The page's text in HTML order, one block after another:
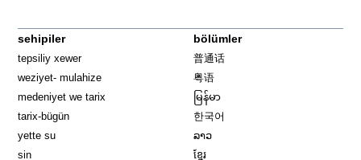
sehipiler
tepsiliy xewer
weziyet- mulahize
medeniyet we tarix
tarix-bügün
yette su
sin
bölümler
普通话
粤语
မြန်မာ
한국어
ລາວ
ខ្មែរ